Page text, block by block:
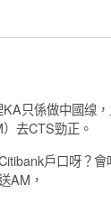
只係做中國缐
）去CTS勁正。
戶口呀？
AM，